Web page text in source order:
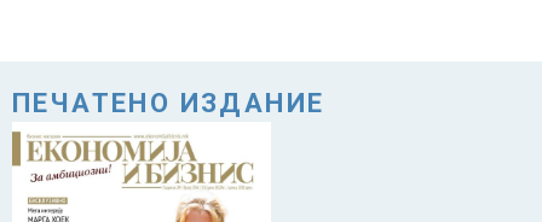
ПЕЧАТЕНО ИЗДАНИЕ